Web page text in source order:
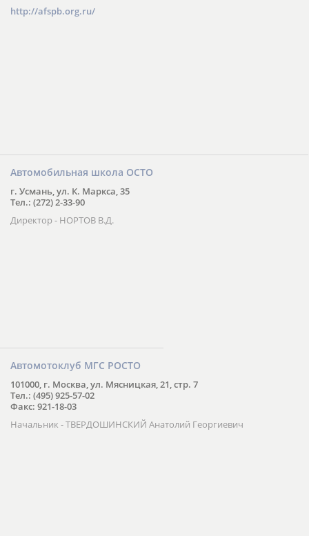
http://afspb.org.ru/
Автомобильная школа ОСТО
г. Усмань, ул. К. Маркса, 35
Тел.: (272) 2-33-90
Директор - НОРТОВ В.Д.
Автомотоклуб МГС РОСТО
101000, г. Москва, ул. Мясницкая, 21, стр. 7
Тел.: (495) 925-57-02
Факс: 921-18-03
Начальник - ТВЕРДОШИНСКИЙ Анатолий Георгиевич